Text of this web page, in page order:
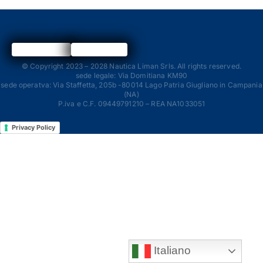
© Copyright 2023 – 2028 Nautica Liman Srls. All rights reserved.
sede legale: Via Domitiana KM90
sede operatva: Via Staffetta, 205b -80014 Lago Patria Giugliano in Campania
(NA)
P.iva e C.F. 09449791210 – REA NA1033051
Privacy Policy
Italiano